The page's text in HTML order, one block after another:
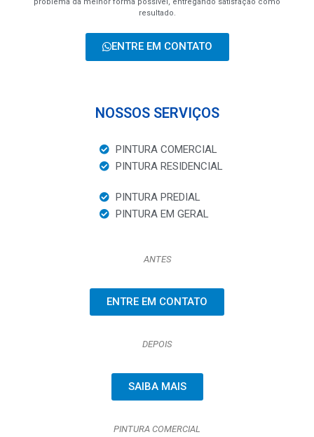
resultado.
ENTRE EM CONTATO
NOSSOS SERVIÇOS
PINTURA COMERCIAL
PINTURA RESIDENCIAL
PINTURA PREDIAL
PINTURA EM GERAL
ANTES
ENTRE EM CONTATO
DEPOIS
SAIBA MAIS
PINTURA COMERCIAL